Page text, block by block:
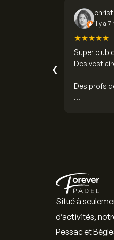
il y a 7
★★★★★
Super club
Des
‹
Situé à
d’activités,
Pessac et